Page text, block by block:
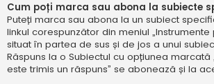
Cum poți marca sau abona la subiecte
Puteți marca sau abona la un subiect
linkul corespunzător din meniul „Instrumente
situat în partea de sus și de jos a unui
Răspuns la o Subiectul cu opțiunea
este trimis un răspuns” se abonează și la